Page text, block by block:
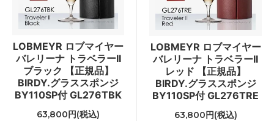
LOBMEYR ロブマイヤー
バレリーナ トラベラーII
ブラック 【正規品】
BIRDY.グラススポンジ
BY110SP付 GL276TBK
63,800円(税込)
LOBMEYR ロブマイヤー
バレリーナ トラベラーII
レッド 【正規品】
BIRDY.グラススポンジ
BY110SP付 GL276TRE
63,800円(税込)